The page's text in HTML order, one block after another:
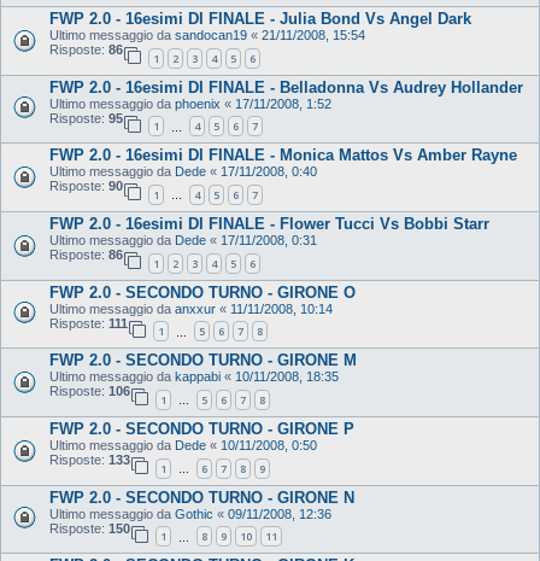
FWP 2.0 - 16esimi DI FINALE - Julia Bond Vs Angel Dark
Ultimo messaggio da sandocan19 « 21/11/2008, 15:54
Risposte: 86
1 2 3 4 5 6
FWP 2.0 - 16esimi DI FINALE - Belladonna Vs Audrey Hollander
Ultimo messaggio da phoenix « 17/11/2008, 1:52
Risposte: 95
1 4 5 6 7
FWP 2.0 - 16esimi DI FINALE - Monica Mattos Vs Amber Rayne
Ultimo messaggio da Dede « 17/11/2008, 0:40
Risposte: 90
1 … 4 5 6 7
FWP 2.0 - 16esimi DI FINALE - Flower Tucci Vs Bobbi Starr
Ultimo messaggio da Dede « 17/11/2008, 0:31
Risposte: 86
1 2 3 4 5 6
FWP 2.0 - SECONDO TURNO - GIRONE O
Ultimo messaggio da anxxur « 11/11/2008, 10:14
Risposte: 111
1 5 6 7 8
FWP 2.0 - SECONDO TURNO - GIRONE M
Ultimo messaggio da kappabi « 10/11/2008, 18:35
Risposte: 106
1 … 5 6 7 8
FWP 2.0 - SECONDO TURNO - GIRONE P
Ultimo messaggio da Dede « 10/11/2008, 0:50
Risposte: 133
1 … 6 7 8 9
FWP 2.0 - SECONDO TURNO - GIRONE N
Ultimo messaggio da Gothic « 09/11/2008, 12:36
Risposte: 150
1 8 9 10 11